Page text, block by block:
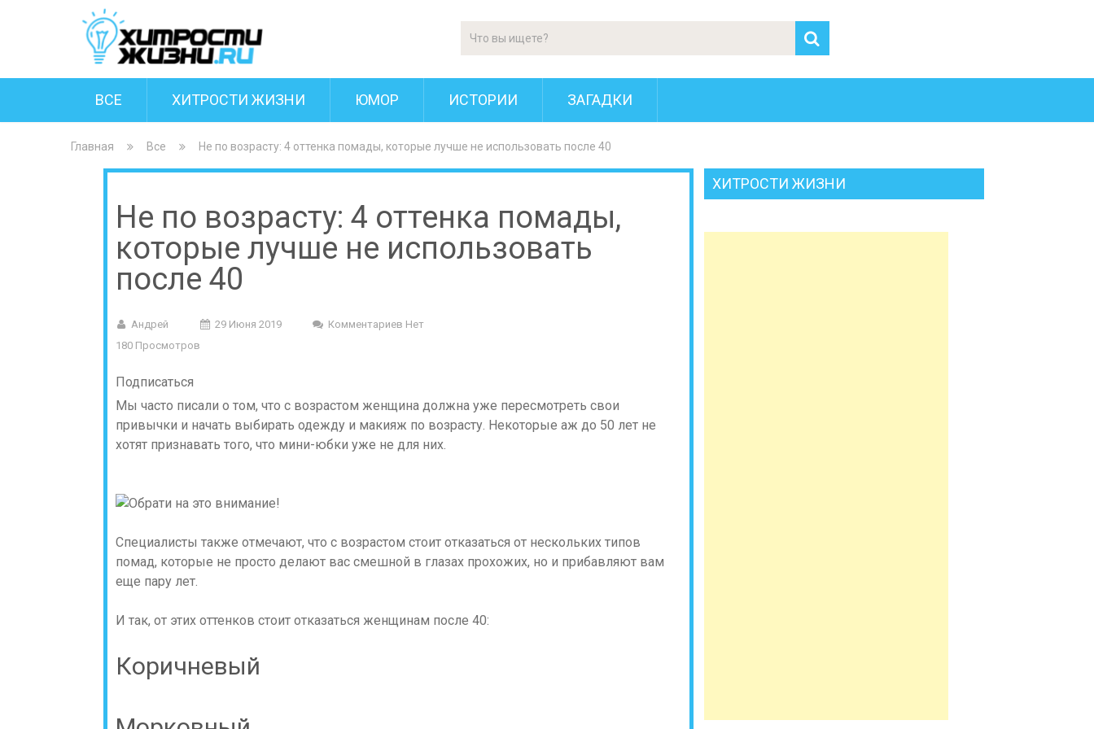
ВСЕ ХИТРОСТИ ЖИЗНИ ЮМОР ИСТОРИИ ЗАГАДКИ
Главная Все Не по возрасту: 4 оттенка помады, которые лучше не использовать после 40
Не по возрасту: 4 оттенка помады,
которые лучше не использовать
после 40
Андрей 29 Июня 2019
Комментариев Нет
180 Просмотров
Подписаться
Мы часто писали о том, что с возрастом женщина должна уже пересмотреть свои
привычки и начать выбирать одежду и макияж по возрасту. Некоторые аж до 50 лет не
хотят признавать того, что мини-юбки уже не для них.
Специалисты также отмечают, что с возрастом стоит отказаться от нескольких типов
помад, которые не просто делают вас смешной в глазах прохожих, но и прибавляют вам
еще пару лет.
И так, от этих оттенков стоит отказаться женщинам после 40:
Коричневый
ХИТРОСТИ ЖИЗНИ